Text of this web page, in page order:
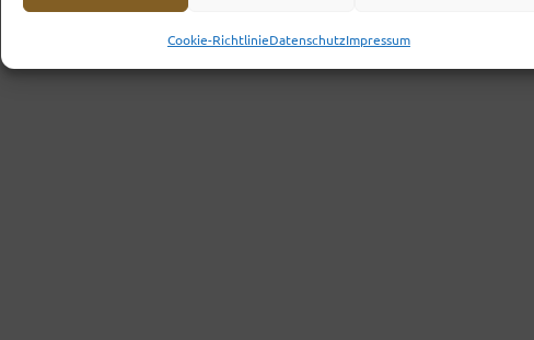
Cookie-RichtlinieDatenschutzImpressum